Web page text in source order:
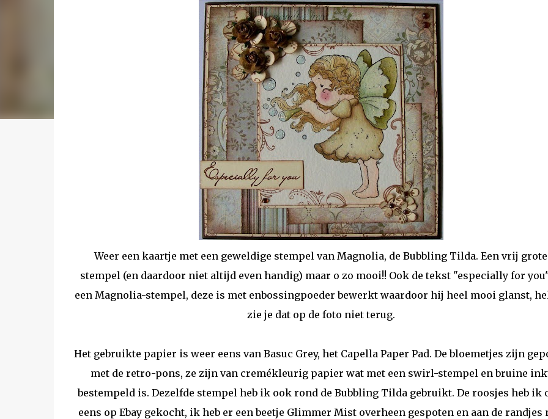
Weer een kaartje met een geweldige stempel van Magnolia, de Bubbling Tilda. Een vrij grote
stempel (en daardoor niet altijd even handig) maar o zo mooi!! Ook de tekst "especially for
een Magnolia-stempel, deze is met enbossingpoeder bewerkt waardoor hij heel mooi glanst,
zie je dat op de foto niet terug.
Het gebruikte papier is weer eens van Basuc Grey, het Capella Paper Pad. De bloemetjes zijn
met de retro-pons, ze zijn van cremékleurig papier wat met een swirl-stempel en bruine
bestempeld is. Dezelfde stempel heb ik ook rond de Bubbling Tilda gebruikt. De roosjes heb ik
eens op Ebay gekocht, ik heb er een beetje Glimmer Mist overheen gespoten en aan de randjes